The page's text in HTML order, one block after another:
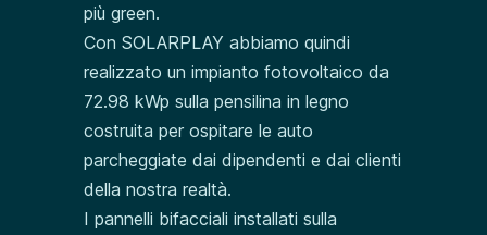
più green.
Con SOLARPLAY abbiamo quindi
realizzato un impianto fotovoltaico da
72.98 kWp sulla pensilina in legno
costruita per ospitare le auto
parcheggiate dai dipendenti e dai clienti
della nostra realtà.
I pannelli bifacciali installati sulla